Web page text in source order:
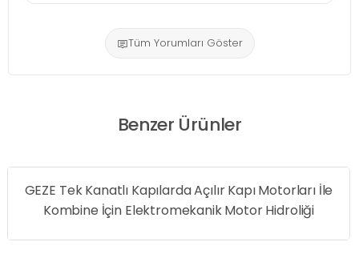
Tüm Yorumları Göster
Benzer Ürünler
GEZE Tek Kanatlı Kapılarda Açılır Kapı Motorları İle
Kombine İçin Elektromekanik Motor Hidroliği